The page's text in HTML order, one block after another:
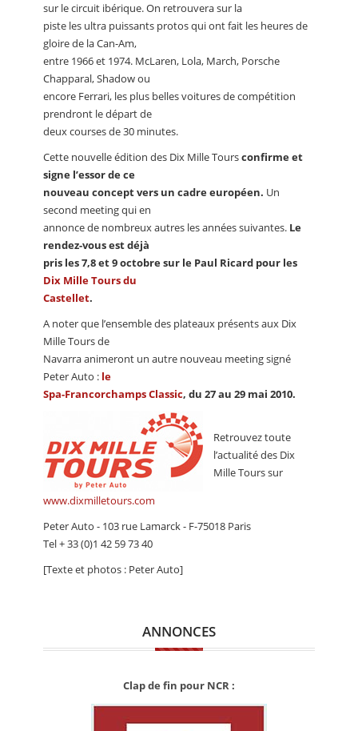
sur le circuit ibérique. On retrouvera sur la
piste les ultra puissants protos qui ont fait les heures de
gloire de la Can-Am,
entre 1966 et 1974. McLaren, Lola, March, Porsche
Chapparal, Shadow ou
encore Ferrari, les plus belles voitures de compétition
prendront le départ de
deux courses de 30 minutes.
Cette nouvelle édition des Dix Mille Toursconfirme et
signe l’essor de ce
nouveau concept vers un cadre européen. Un
second meeting qui en
annonce de nombreux autres les années suivantes. Le
rendez-vous est déjà
pris les 7,8 et 9 octobre sur le Paul Ricard pour les
Dix Mille Tours du
Castellet.
A noter que l’ensemble des plateaux présents aux Dix
Mille Tours de
Navarra animeront un autre nouveau meeting signé
Peter Auto : le
Spa-Francorchamps Classic, du 27 au 29 mai 2010.
Retrouvez toute
l’actualité des Dix
Mille Tours sur
www.dixmilletours.com
Peter Auto - 103 rue Lamarck - F-75018 Paris
Tel + 33 (0)1 42 59 73 40
[Texte et photos : Peter Auto]
ANNONCES
Clap de fin pour NCR :